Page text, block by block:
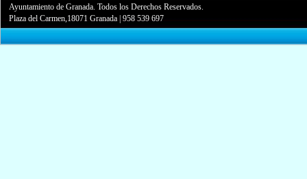
Ayuntamiento de Granada. Todos los Derechos Reservados.
Plaza del Carmen,18071 Granada |958 539 697